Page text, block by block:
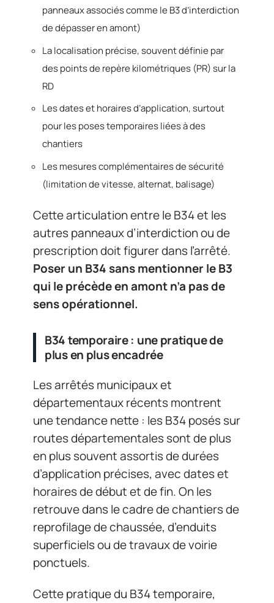
panneaux associés comme le B3 d’interdiction
de dépasser en amont)
La localisation précise, souvent définie par
des points de repère kilométriques (PR) sur la
RD
Les dates et horaires d’application, surtout
pour les poses temporaires liées à des
chantiers
Les mesures complémentaires de sécurité
(limitation de vitesse, alternat, balisage)
Cette articulation entre le B34 et les
autres panneaux d’interdiction ou de
prescription doit figurer dans l’arrêté.
Poser un B34 sans mentionner le B3
qui le précède en amont n’a pas de
sens opérationnel.
B34 temporaire : une pratique de
plus en plus encadrée
Les arrêtés municipaux et
départementaux récents montrent
une tendance nette : les B34 posés sur
routes départementales sont de plus
en plus souvent assortis de durées
d’application précises, avec dates et
horaires de début et de fin. On les
retrouve dans le cadre de chantiers de
reprofilage de chaussée, d’enduits
superficiels ou de travaux de voirie
ponctuels.
Cette pratique du B34 temporaire,